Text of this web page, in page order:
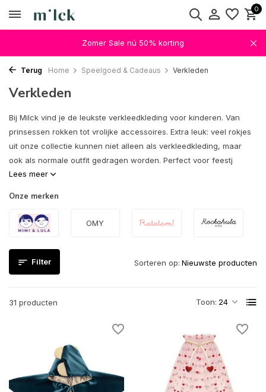
0
Zomer Sale nú 50% korting
Terug Home Speelgoed & Cadeaus Verkleden
Verkleden
Bij Milck vind je de leukste verkleedkleding voor kinderen. Van
prinsessen rokken tot vrolijke accessoires. Extra leuk: veel rokjes
uit onze collectie kunnen niet alleen als verkleedkleding, maar
ook als normale outfit gedragen worden. Perfect voor feestj
Lees meer
Onze merken
OMY
Filter
31 producten Toon:
Sorteren op: